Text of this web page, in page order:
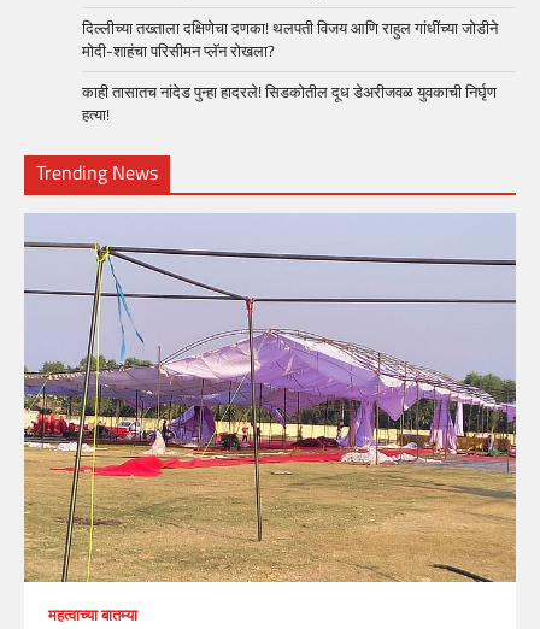
दिल्लीच्या तख्ताला दक्षिणेचा दणका! थलपती विजय आणि राहुल गांधींच्या जोडीने
मोदी-शाहंचा परिसीमन प्लॅन रोखला?
काही तासातच नांदेड पुन्हा हादरले! सिडकोतील दूध डेअरीजवळ युवकाची निर्घृण
हत्या!
Trending News
महत्वाच्या बातम्या